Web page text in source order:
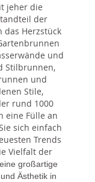
jeher die
der
Herzstück
und
Stilbrunnen,
und
Stile,
rund 1000
eine Fülle an
sich einfach
Trends
Vielfalt der
großartige
Ästhetik in